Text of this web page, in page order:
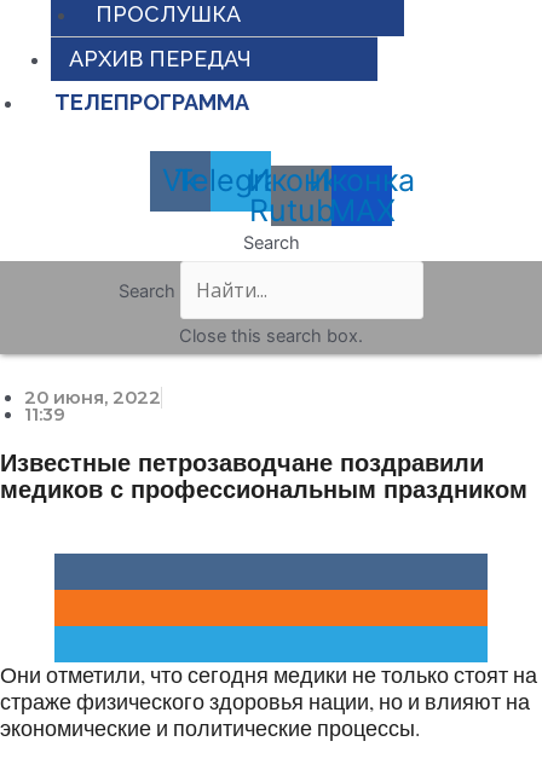
ПРОСЛУШКА
АРХИВ ПЕРЕДАЧ
ТЕЛЕПРОГРАММА
Vk
Telegram
Иконка
Rutube
Иконка
MAX
Search
Search
Close this search box.
20 июня, 2022
11:39
Известные петрозаводчане поздравили
медиков с профессиональным праздником
Они отметили, что сегодня медики не только стоят на
страже физического здоровья нации, но и влияют на
экономические и политические процессы.